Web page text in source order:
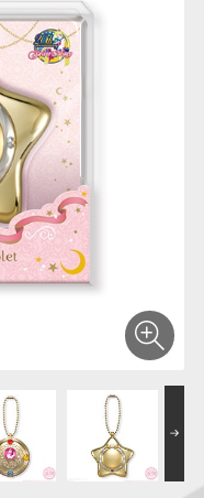
アンパンマン
サンリオキャラクタ
ポケモンスケールワ
ールド
キャラデコ